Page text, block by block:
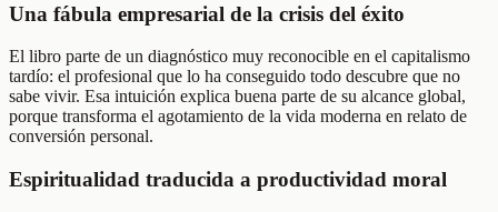
Una fábula empresarial de la crisis del éxito
El libro parte de un diagnóstico muy reconocible en el capitalismo
tardío: el profesional que lo ha conseguido todo descubre que no
sabe vivir. Esa intuición explica buena parte de su alcance global,
porque transforma el agotamiento de la vida moderna en relato de
conversión personal.
Espiritualidad traducida a productividad moral